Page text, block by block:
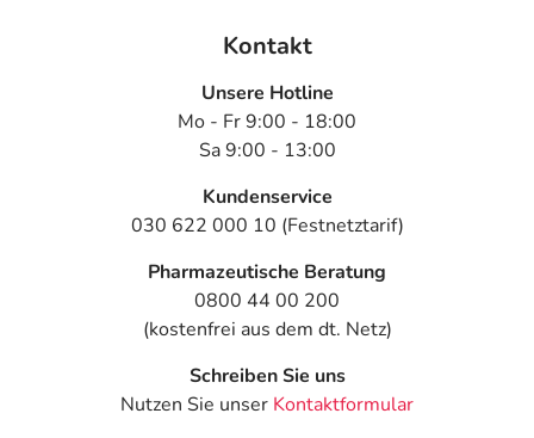
Kontakt
Unsere Hotline
Mo - Fr 9:00 - 18:00
Sa 9:00 - 13:00
Kundenservice
030 622 000 10 (Festnetztarif)
Pharmazeutische Beratung
0800 44 00 200
(kostenfrei aus dem dt. Netz)
Schreiben Sie uns
Nutzen Sie unser Kontaktformular